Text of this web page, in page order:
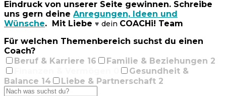
Eindruck von unserer Seite gewinnen. Schreibe
uns gern deine Anregungen, Ideen und
Wünsche. Mit Liebe ♥ dein COACHi! Team
Für welchen Themenbereich suchst du einen
Coach?
Beruf & Karriere 16 Familie & Beziehungen 2
Gesundheit &
Balance 14 Liebe & Partnerschaft 2